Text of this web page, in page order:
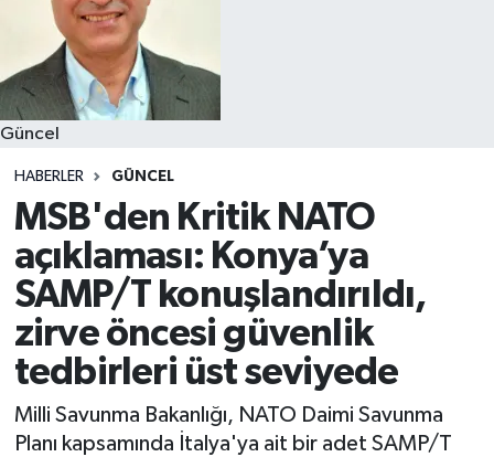
Güncel
HABERLER GÜNCEL
MSB'den Kritik NATO
açıklaması: Konya’ya
SAMP/T konuşlandırıldı,
zirve öncesi güvenlik
tedbirleri üst seviyede
Milli Savunma Bakanlığı, NATO Daimi Savunma
Planı kapsamında İtalya'ya ait bir adet SAMP/T